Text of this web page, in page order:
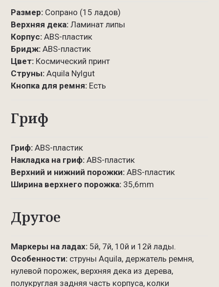
Размер: Сопрано (15 ладов)
Верхняя дека: Ламинат липы
Корпус: ABS-пластик
Бридж:ABS-пластик
Цвет: Космический принт
Струны:Aquila Nylgut
Кнопка для ремня: Есть
Гриф
Гриф: ABS-пластик
Накладка на гриф: ABS-пластик
Верхний и нижний порожки: ABS-пластик
Ширина верхнего порожка: 35,6mm
Другое
Маркеры на ладах: 5й, 7й, 10й и 12й лады.
Особенности: струны Aquila, держатель ремня,
нулевой порожек, верхняя дека из дерева,
полукруглая задняя часть корпуса, колки